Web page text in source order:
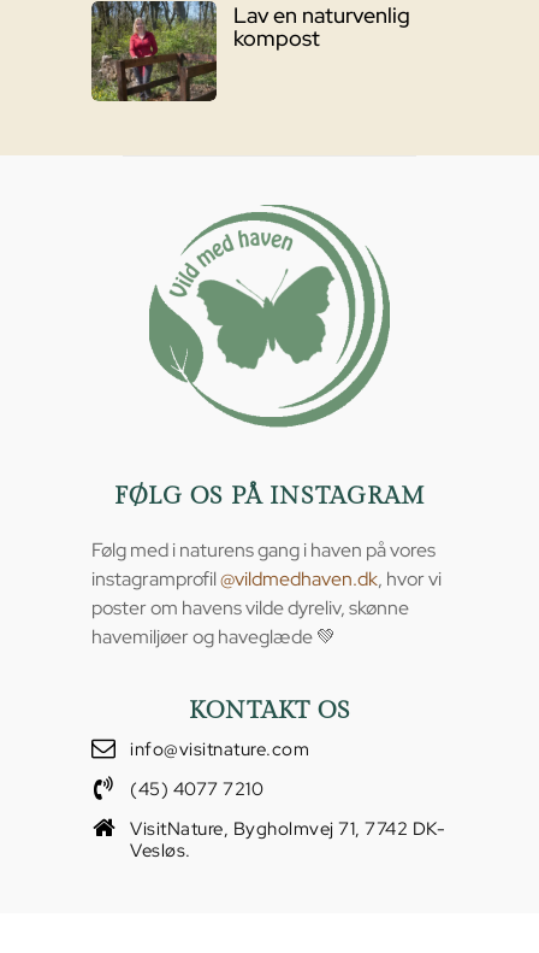
Lav en naturvenlig
kompost
FØLG OS PÅ INSTAGRAM
Følg med i naturens gang i haven på vores
instagramprofil@vildmedhaven.dk, hvor vi
poster om havens vilde dyreliv, skønne
havemiljøer og haveglæde 💚
KONTAKT OS
info@visitnature.com
(45) 4077 7210
VisitNature, Bygholmvej 71, 7742 DK-
Vesløs.